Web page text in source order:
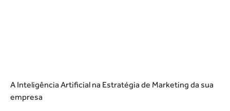
A Inteligência Artificial na Estratégia de Marketing da sua
empresa